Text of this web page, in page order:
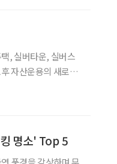
, 실버타운, 실버스
자산운용의 새로운
명소' Top 5